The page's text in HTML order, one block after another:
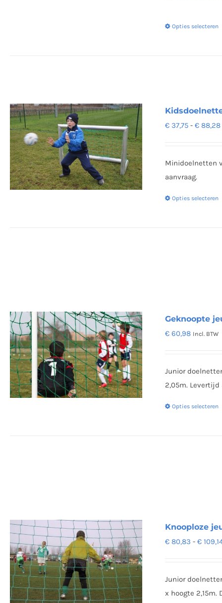
Opties selecteren
€ 37,75 - € 88,28
Minidoelnetten
aanvraag.
Opties selecteren
Geknoopte
€ 60,98 Incl. BTW
Junior
2,05m.
Opties selecteren
Knooploze
€ 80,83 - €
Junior
x hoogte